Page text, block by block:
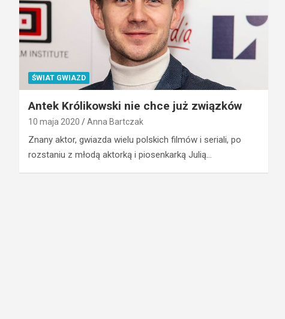
ŚWIAT GWIAZD
Antek Królikowski nie chce już związków
10 maja 2020 Anna Bartczak
Znany aktor, gwiazda wielu polskich filmów i seriali, po
rozstaniu z młodą aktorką i piosenkarką Julią…